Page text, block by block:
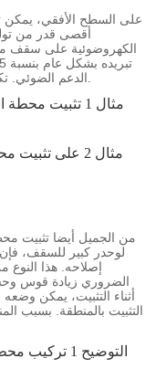
على السطح الأفقي، يمكن
أقصى قدر من
الكهروضوئية على سقف
مثال 1 تثبيت
مثال 2 على
من الجميل أيضا تثبيت
لوحدر كبير للسقف،
إصلاحه. هذا
الضروري زيادة قوس
أثناء التثبيت، يمكن
التثبيت بالمنطقة. بسبب
التوضيح 1